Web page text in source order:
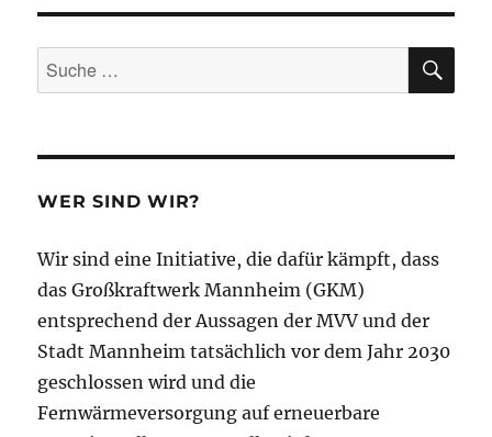
Suche
nach:
WER SIND WIR?
Wir sind eine Initiative, die dafür kämpft, dass
das Großkraftwerk Mannheim (GKM)
entsprechend der Aussagen der MVV und der
Stadt Mannheim tatsächlich vor dem Jahr 2030
geschlossen wird und die
Fernwärmeversorgung auf erneuerbare